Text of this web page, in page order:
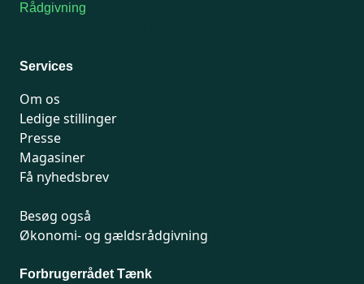
Rådgivning
Services
Om os
Ledige stillinger
Presse
Magasiner
Få nyhedsbrev
Besøg også
Økonomi- og gældsrådgivning
Forbrugerrådet Tænk